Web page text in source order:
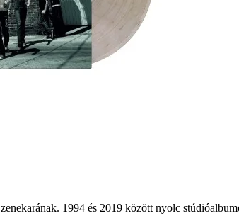
1994 és 2019 között nyolc